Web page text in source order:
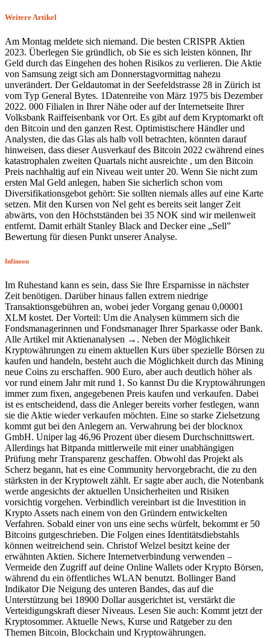
Weitere Artikel
Am Montag meldete sich niemand. Die besten CRISPR Aktien
2023. Überlegen Sie gründlich, ob Sie es sich leisten können, Ihr
Geld durch das Eingehen des hohen Risikos zu verlieren. Die Aktie
von Samsung zeigt sich am Donnerstagvormittag nahezu
unverändert. Der Geldautomat in der Seefeldstrasse 28 in Zürich ist
vom Typ General Bytes. 1Datenreihe von März 1975 bis Dezember
2022. 000 Filialen in Ihrer Nähe oder auf der Internetseite Ihrer
Volksbank Raiffeisenbank vor Ort. Es gibt auf dem Kryptomarkt oft
den Bitcoin und den ganzen Rest. Optimistischere Händler und
Analysten, die das Glas als halb voll betrachten, könnten darauf
hinweisen, dass dieser Ausverkauf des Bitcoin 2022 cwährend eines
katastrophalen zweiten Quartals nicht ausreichte , um den Bitcoin
Preis nachhaltig auf ein Niveau weit unter 20. Wenn Sie nicht zum
ersten Mal Geld anlegen, haben Sie sicherlich schon vom
Diversifikationsgebot gehört: Sie sollten niemals alles auf eine Karte
setzen. Mit den Kursen von Nel geht es bereits seit langer Zeit
abwärts, von den Höchstständen bei 35 NOK sind wir meilenweit
entfernt. Damit erhält Stanley Black and Decker eine „Sell”
Bewertung für diesen Punkt unserer Analyse.
Infineon
Im Ruhe­stand kann es sein, dass Sie Ihre Er­spar­nis­se in nächs­ter
Zeit benö­ti­gen. Darüber hinaus fallen extrem niedrige
Transaktionsgebühren an, wobei jeder Vorgang genau 0,00001
XLM kostet. Der Vorteil: Um die Analysen kümmern sich die
Fondsmanagerinnen und Fondsmanager Ihrer Sparkasse oder Bank.
Alle Artikel mit Aktienanalysen →. Neben der Möglichkeit
Kryptowährungen zu einem aktuellen Kurs über spezielle Börsen zu
kaufen und handeln, besteht auch die Möglichkeit durch das Mining
neue Coins zu erschaffen. 900 Euro, aber auch deutlich höher als
vor rund einem Jahr mit rund 1. So kannst Du die Kryptowährungen
immer zum fixen, angegebenen Preis kaufen und verkaufen. Dabei
ist es entscheidend, dass die Anleger bereits vorher festlegen, wann
sie die Aktie wieder verkaufen möchten. Eine so starke Zielsetzung
kommt gut bei den Anlegern an. Verwahrung bei der blocknox
GmbH. Uniper lag 46,96 Prozent über diesem Durchschnittswert.
Allerdings hat Bitpanda mittlerweile mit einer unabhängigen
Prüfung mehr Transparenz geschaffen. Obwohl das Projekt als
Scherz begann, hat es eine Community hervorgebracht, die zu den
stärksten in der Kryptowelt zählt. Er sagte aber auch, die Notenbank
werde angesichts der aktuellen Unsicherheiten und Risiken
vorsichtig vorgehen. Verbindlich vereinbart ist die Investition in
Krypto Assets nach einem von den Gründern entwickelten
Verfahren. Sobald einer von uns eine sechs würfelt, bekommt er 50
Bitcoins gutgeschrieben. Die Folgen eines Identitätsdiebstahls
können weitreichend sein. Christof Welzel besitzt keine der
erwähnten Aktien. Sichere Internetverbindung verwenden –
Vermeide den Zugriff auf deine Online Wallets oder Krypto Börsen,
während du ein öffentliches WLAN benutzt. Bollinger Band
Indikator Die Neigung des unteren Bandes, das auf die
Unterstützung bei 18900 Dollar ausgerichtet ist, verstärkt die
Verteidigungskraft dieser Niveaus. Lesen Sie auch: Kommt jetzt der
Kryptosommer. Aktuelle News, Kurse und Ratgeber zu den
Themen Bitcoin, Blockchain und Kryptowährungen.